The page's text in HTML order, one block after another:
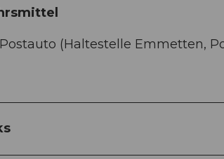
(Haltestelle Emmetten,